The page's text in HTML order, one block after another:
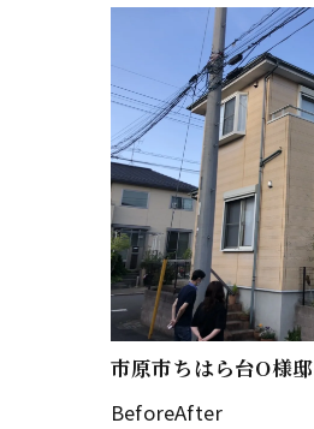
市原市ちはら台O様邸
BeforeAfter